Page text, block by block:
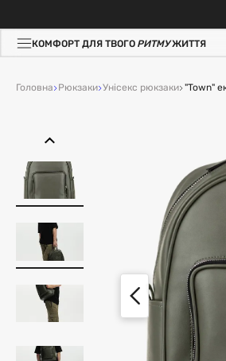
КОМФОРТ ДЛЯ ТВОГОРИТМУЖИТТЯ
Головна Рюкзаки Унісекс рюкзаки "Town"